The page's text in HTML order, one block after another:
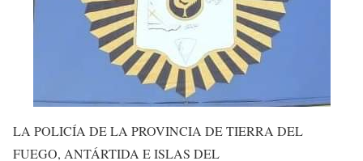
LA POLICÍA DE LA PROVINCIA DE TIERRA DEL
FUEGO, ANTÁRTIDA E ISLAS DEL